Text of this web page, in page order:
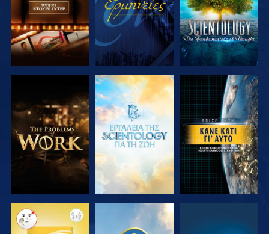
ΕΞΕΡΕΥΝΗΣΤΕ
ΤΗ ΣΕΙΡΑ
ΕΞΕΡΕΥΝΗΣΤΕ
ΤΗ ΣΕΙΡΑ
ΠΑΡΑΚΟΛΟΥΘΗΣΤΕ